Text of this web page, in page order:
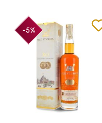
-5%